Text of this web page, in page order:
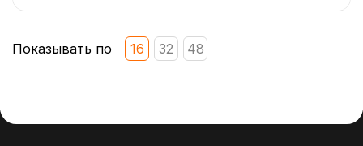
Показывать по 16 32 48